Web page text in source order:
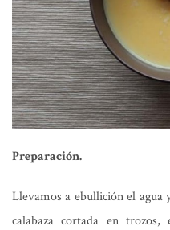
Preparación.
Llevamos a ebullición el agua
calabaza cortada en